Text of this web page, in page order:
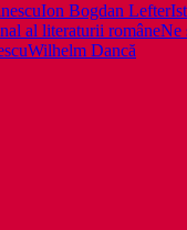
Ion Bogdan Lefter
al literaturii româneNe
Wilhelm Dancă